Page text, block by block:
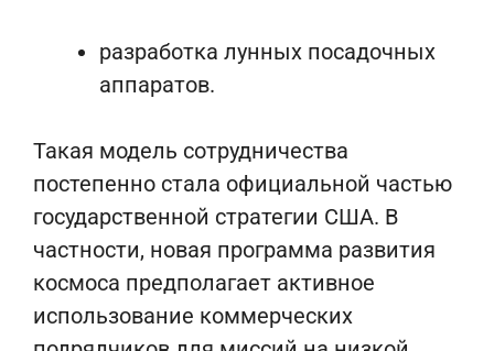
разработка лунных посадочных
аппаратов.
Такая модель сотрудничества
постепенно стала официальной частью
государственной стратегии США. В
частности, новая программа развития
космоса предполагает активное
использование коммерческих